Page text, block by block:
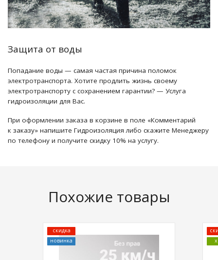
Защита от воды
Попадание воды — самая частая причина поломок
электротранспорта. Хотите продлить жизнь своему
электротранспорту с сохранением гарантии? — Услуга
гидроизоляции для Вас.
При оформлении заказа в корзине в поле «Комментарий
к заказу» напишите Гидроизоляция либо скажите Менеджеру
по телефону и получите скидку 10% на услугу.
Похожие товары
скидка
новинка